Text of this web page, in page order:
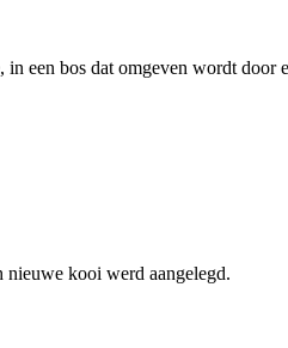
een bos dat omgeven wordt
kooi werd aangelegd.